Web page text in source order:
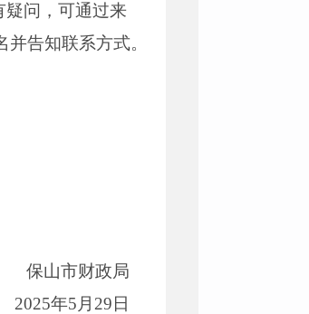
疑问，可通过来
告知联系方式。
保山市财政局
2025年5月29日